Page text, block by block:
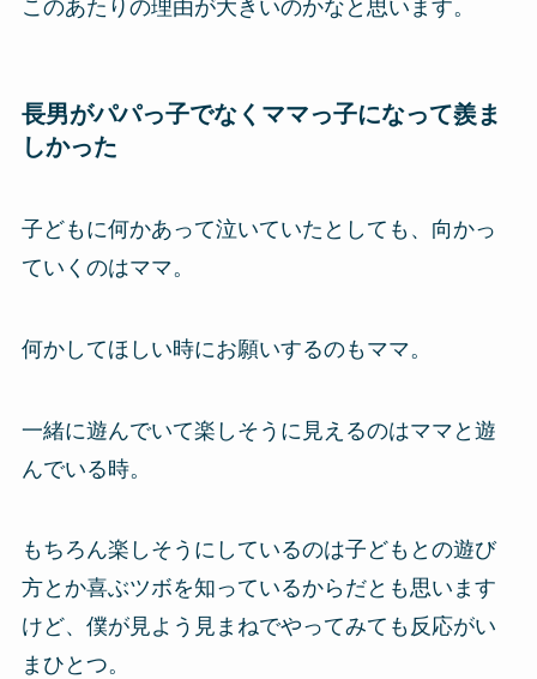
このあたりの理由が大きいのかなと思います。
長男がパパっ子でなくママっ子になって羨ま
しかった
子どもに何かあって泣いていたとしても、向かっ
ていくのはママ。
何かしてほしい時にお願いするのもママ。
一緒に遊んでいて楽しそうに見えるのはママと遊
んでいる時。
もちろん楽しそうにしているのは子どもとの遊び
方とか喜ぶツボを知っているからだとも思います
けど、僕が見よう見まねでやってみても反応がい
まひとつ。